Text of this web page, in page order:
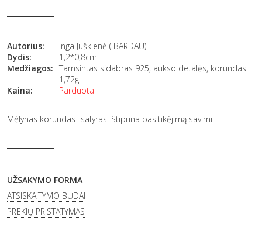
Autorius:
Inga Juškienė ( BARDAU)
Dydis:
1,2*0,8cm
Medžiagos: Tamsintas sidabras 925, aukso detalės, korundas.
1,72g
Kaina:
Parduota
Mėlynas korundas- safyras. Stiprina pasitikėjimą savimi.
UŽSAKYMO FORMA
ATSISKAITYMO BŪDAI
PREKIŲ PRISTATYMAS